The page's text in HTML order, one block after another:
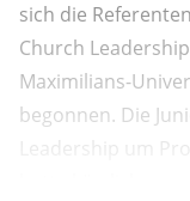
sich die
Church
Maximilians-
begonnen. Die
Leadership um